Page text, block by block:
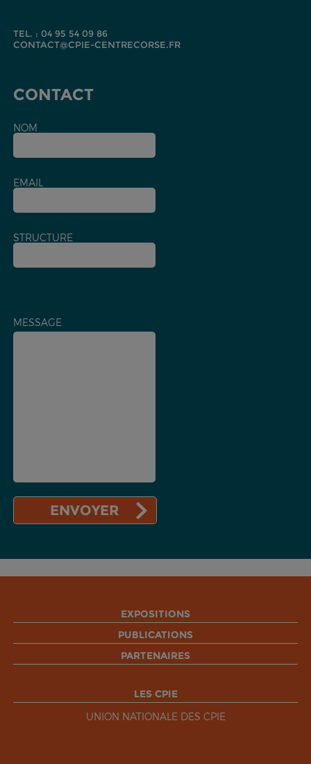
TEL. : 04 95 54 09 86
CONTACT@CPIE-CENTRECORSE.FR
CONTACT
NOM
EMAIL
STRUCTURE
MESSAGE
EXPOSITIONS
PUBLICATIONS
PARTENAIRES
LES CPIE
UNION NATIONALE DES CPIE